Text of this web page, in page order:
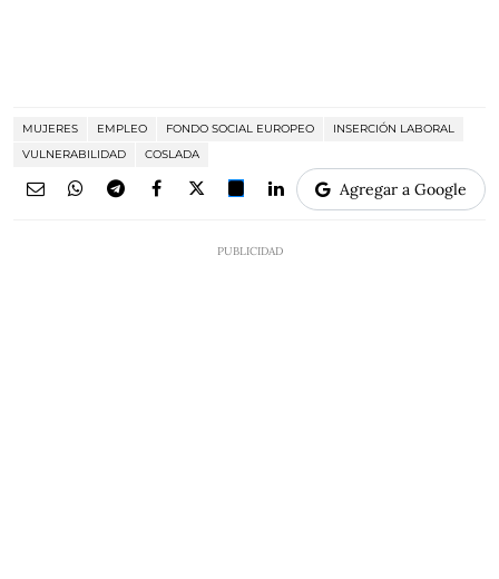
MUJERES EMPLEO FONDO SOCIAL EUROPEO
INSERCIÓN LABORAL
VULNERABILIDAD
COSLADA
Agregar a Google